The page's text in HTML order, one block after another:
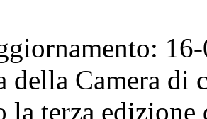
della Camera di
la terza edizione